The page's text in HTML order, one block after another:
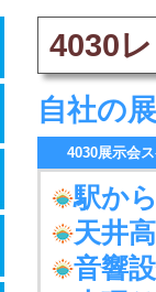
4030
自社の
4030展示会
駅か
天井
音響